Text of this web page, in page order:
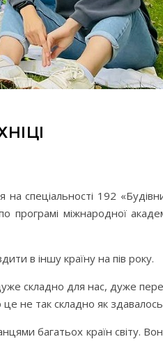
спеціальності 192
міжнародної
в іншу країну на пів року.
складно для нас, дуже
не так складно як
багатьох країн світу.